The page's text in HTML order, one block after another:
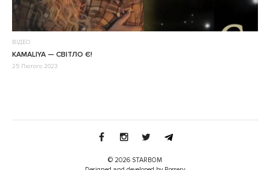
ВІДЕО
KAMALIYA — СВІТЛО Є!
25 Лютого 2023
© 2026 STARBOM